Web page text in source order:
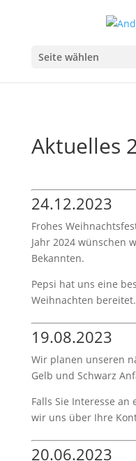
Seite wählen
Aktuelles
24.12.2023
Frohes
Jahr 2024 wünschen
Bekannten.
Pepsi hat uns eine
Weihnachten
19.08.2023
Wir planen unseren
Gelb und Schwarz
Falls Sie Interesse
wir uns über Ihre
20.06.2023